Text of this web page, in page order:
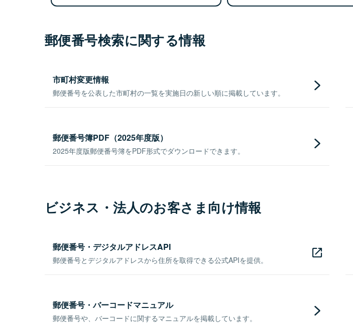
郵便番号検索に関する情報
市町村変更情報
郵便番号を公表した市町村の一覧を実施日の新しい順に掲載しています。
郵便番号簿PDF（2025年度版）
2025年度版郵便番号簿をPDF形式でダウンロードできます。
ビジネス・法人のお客さま向け情報
郵便番号・デジタルアドレスAPI
郵便番号とデジタルアドレスから住所を取得できる公式APIを提供。
郵便番号・バーコードマニュアル
郵便番号や、バーコードに関するマニュアルを掲載しています。